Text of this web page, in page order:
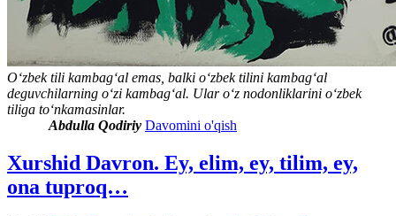
O‘zbek tili kambag‘al emas, balki o‘zbek tilini kambag‘al
deguvchilarning o‘zi kambag‘al. Ular o‘z nodonliklarini o‘zbek
tiliga to‘nkamasinlar.
Abdulla Qodiriy Davomini o'qish
Xurshid Davron. Ey, elim, ey, tilim, ey,
ona tuproq…